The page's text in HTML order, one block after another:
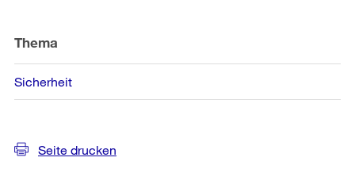
Thema
Sicherheit
Seite drucken